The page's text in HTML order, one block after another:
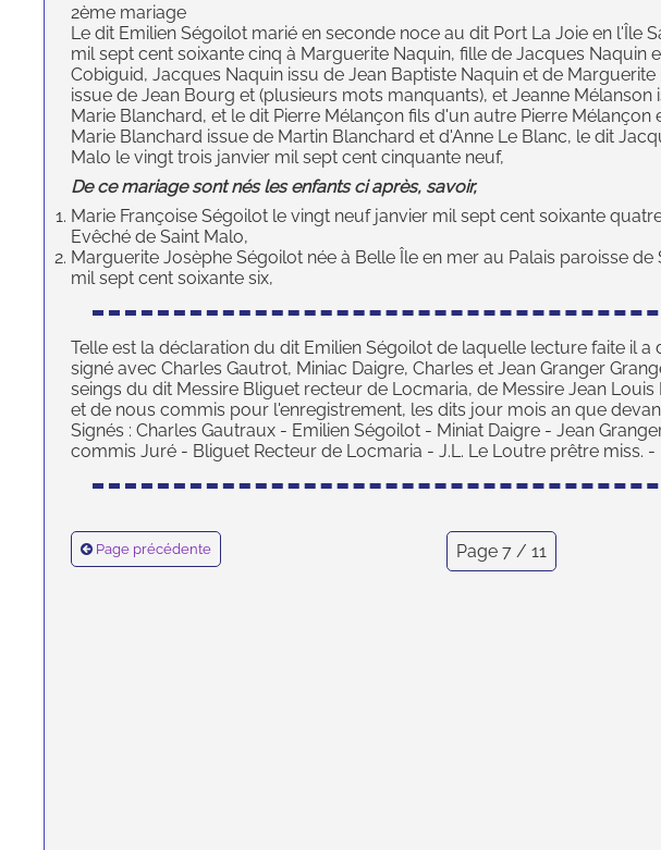
2ème mariage
Le dit Emilien Ségoilot marié en seconde noce au dit Port La Joie en l'Île
mil sept cent soixante cinq à Marguerite Naquin, fille de Jacques Naquin
Cobiguid, Jacques Naquin issu de Jean Baptiste Naquin et de
issue de Jean Bourg et (plusieurs mots manquants), et Jeanne Mélanson
Marie Blanchard, et le dit Pierre Mélançon fils d'un autre Pierre Mélançon
Marie Blanchard issue de Martin Blanchard et d'Anne Le Blanc, le dit
Malo le vingt trois janvier mil sept cent cinquante neuf,
De ce mariage sont nés les enfants ci après, savoir,
Marie Françoise Ségoilot le vingt neuf janvier mil sept cent soixante
Evêché de Saint Malo,
Marguerite Josèphe Ségoilot née à Belle Île en mer au Palais paroisse de
mil sept cent soixante six,
Telle est la déclaration du dit Emilien Ségoilot de laquelle lecture faite il a
signé avec Charles Gautrot, Miniac Daigre, Charles et Jean Granger
seings du dit Messire Bliguet recteur de Locmaria, de Messire Jean
et de nous commis pour l'enregistrement, les dits jour mois an que
Signés : Charles Gautraux - Emilien Ségoilot - Miniat Daigre - Jean
commis Juré - Bliguet Recteur de Locmaria - J.L. Le Loutre prêtre miss. -
Page précédente Page 7 / 11